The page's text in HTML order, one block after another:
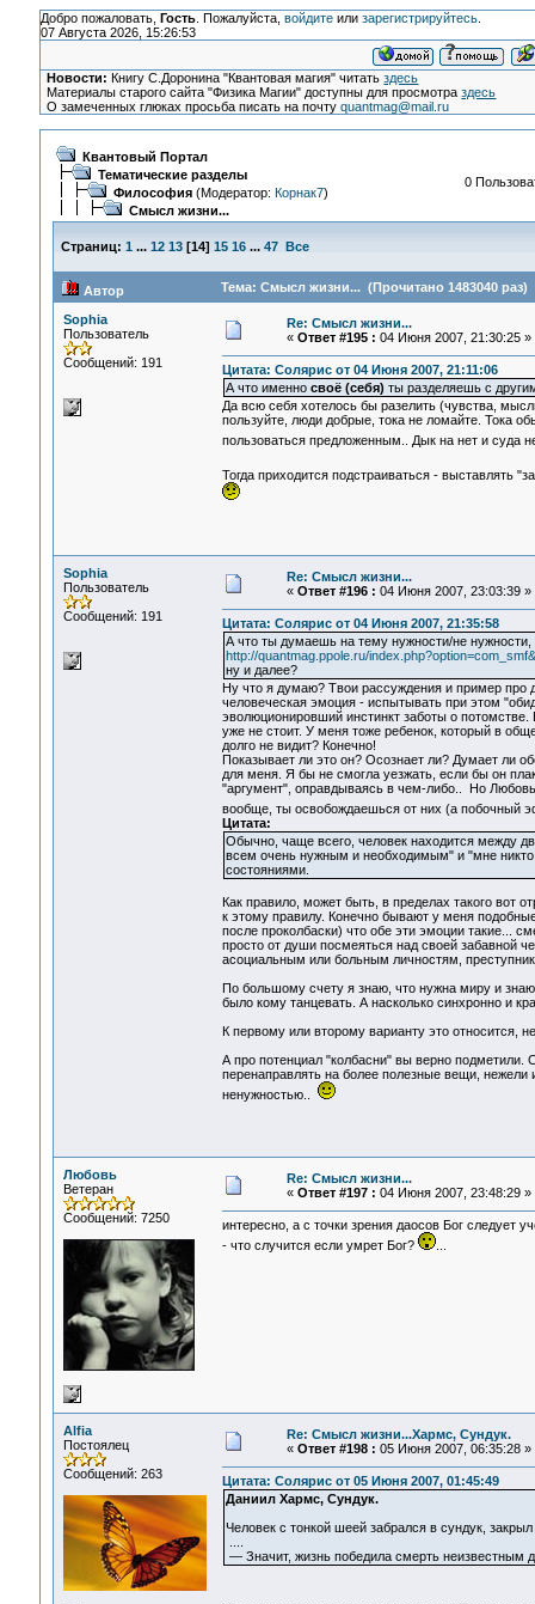
Добро пожаловать, Гость. Пожалуйста, войдитеили зарегистрируйтесь.
07 Августа 2026, 15:26:53
Новости: Книгу С.Доронина "Квантовая магия" читатьздесь
Материалы старого сайта "Физика Магии" доступны для просмотраздесь
О замеченных глюках просьба писать на почтуquantmag@mail.ru
Квантовый Портал
Тематические разделы
Философия(Модератор: Корнак7)
Смысл жизни...
0
Страниц: 1 ... 12 13[14] 15 16 ... 47 Все
Автор Тема: Смысл жизни... (Прочитано 1483040 раз)
Sophia
Пользователь
Сообщений: 191
Re: Смысл жизни...
« Ответ #195 : 04 Июня 2007, 21:30:25 »
Цитата: Солярис от 04 Июня 2007, 21:11:06
А что именно своё (себя) ты разделяешь с
Да всю себя хотелось бы разелить (чувства,
пользуйте, люди добрые, тока не ломайте. Тока
пользоваться предложенным.. Дык на нет и суда
Тогда приходится подстраиваться - выставлять
Sophia
Пользователь
Сообщений: 191
Re: Смысл жизни...
« Ответ #196 : 04 Июня 2007, 23:03:39 »
Цитата: Солярис от 04 Июня 2007, 21:35:58
А что ты думаешь на тему нужности/не нужности,
http://quantmag.ppole.ru/
ну и далее?
Ну что я думаю? Твои рассуждения и пример про
человеческая эмоция - испытывать при этом
эволюционировший инстинкт заботы о потомстве.
уже не стоит. У меня тоже ребенок, который в
долго не видит? Конечно!
Показывает ли это он? Осознает ли? Думает ли
для меня. Я бы не смогла уезжать, если бы он
"аргумент", оправдываясь в чем-либо.. Но
вообще, ты освобождаешься от них (а побочный
Цитата:
Обычно, чаще всего, человек находится между
всем очень нужным и необходимым" и "мне
состояниями.
Как правило, может быть, в пределах такого вот
к этому правилу. Конечно бывают у меня
после проколбаски) что обе эти эмоции такие...
просто от души посмеяться над своей забавной
асоциальным или больным личностям,
По большому счету я знаю, что нужна миру и
было кому танцевать. А насколько синхронно и
К первому или второму варианту это относится,
А про потенциал "колбасни" вы верно подметили.
перенаправлять на более полезные вещи, нежели
ненужностью..
Любовь
Ветеран
Сообщений: 7250
Re: Смысл жизни...
« Ответ #197 : 04 Июня 2007, 23:48:29 »
интересно, а с точки зрения даосов Бог следует
- что случится если умрет Бог?
...
Alfia
Постоялец
Сообщений: 263
Re: Смысл жизни...Хармс, Сундук.
« Ответ #198 : 05 Июня 2007, 06:35:28 »
Цитата: Солярис от 05 Июня 2007, 01:45:49
Даниил Хармс, Сундук.
Человек с тонкой шеей забрался в сундук,
— Значит, жизнь победила смерть неизвестным